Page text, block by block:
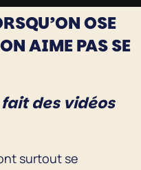
OSE
AIME PAS SE
des vidéos
surtout se